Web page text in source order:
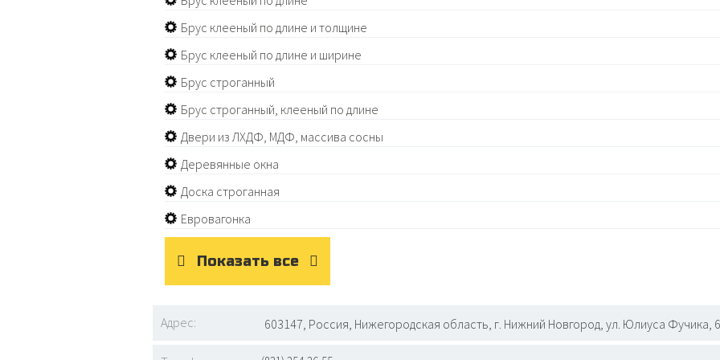
Брус клееный по длине и толщине
Брус клееный по длине и ширине
Брус строганный
Брус строганный, клееный по длине
Двери из ЛХДФ, МДФ, массива сосны
Деревянные окна
Доска строганная
Евровагонка
Показать все
Адрес: 603147, Россия, Нижегородская область, г. Нижний Новгород, ул. Юлиуса Фучика,